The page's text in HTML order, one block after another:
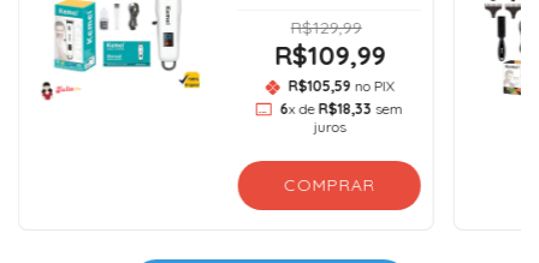
R$129,99
R$109,99
R$105,59 no PIX
6x de R$18,33 sem
juros
COMPRAR